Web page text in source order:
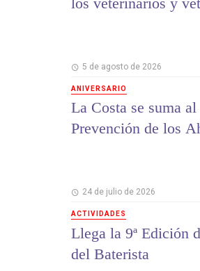
5 de agosto de 2026
ANIVERSARIO
La Costa se suma
Prevención de los
24 de julio de 2026
ACTIVIDADES
Llega la 9ª Edición
del Baterista